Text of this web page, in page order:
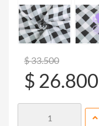
$ 33.500
$ 26.800